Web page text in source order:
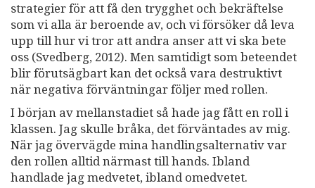
strategier för att få den trygghet och bekräftelse
som vi alla är beroende av, och vi försöker då leva
upp till hur vi tror att andra anser att vi ska bete
oss (Svedberg, 2012). Men samtidigt som beteendet
blir förutsägbart kan det också vara destruktivt
när negativa förväntningar följer med rollen.
I början av mellanstadiet så hade jag fått en roll i
klassen. Jag skulle bråka, det förväntades av mig.
När jag övervägde mina handlingsalternativ var
den rollen alltid närmast till hands. Ibland
handlade jag medvetet, ibland omedvetet.